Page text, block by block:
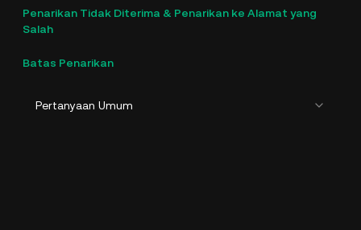
Penarikan Tidak Diterima & Penarikan ke Alamat yang
Salah
Batas Penarikan
Pertanyaan Umum